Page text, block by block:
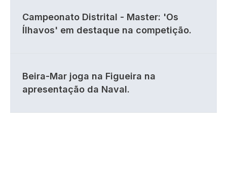
Campeonato Distrital - Master: 'Os
Ílhavos' em destaque na competição.
Beira-Mar joga na Figueira na
apresentação da Naval.